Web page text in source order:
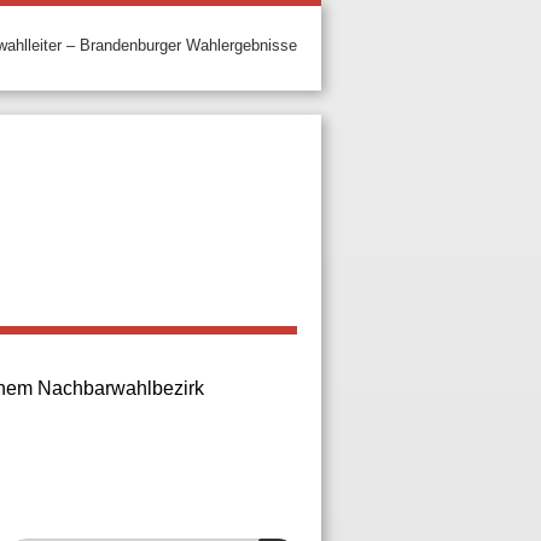
– Brandenburger Wahlergebnisse
Nachbarwahlbezirk